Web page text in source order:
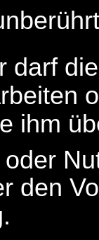
darf
ihm
den